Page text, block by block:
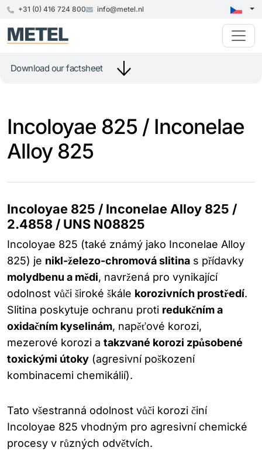
+31 (0) 416 724 800 info@metel.nl
Download our factsheet
Incoloyae 825 / Inconelae
Alloy 825
Incoloyae 825 / Inconelae Alloy 825 /
2.4858 / UNS N08825
Incoloyae 825 (také známý jako Inconelae Alloy
825) je nikl-železo-chromová slitina s přídavky
molydbenu a mědi, navržená pro vynikající
odolnost vůči široké škále korozivních prostředí.
Slitina poskytuje ochranu proti redukčním a
oxidačním kyselinám, napěťové korozi,
mezerové korozi a takzvané korozi způsobené
toxickými útoky (agresivní poškození
kombinacemi chemikálií).
Tato všestranná odolnost vůči korozi činí
Incoloyae 825 vhodným pro agresivní chemické
procesy v různých odvětvích.